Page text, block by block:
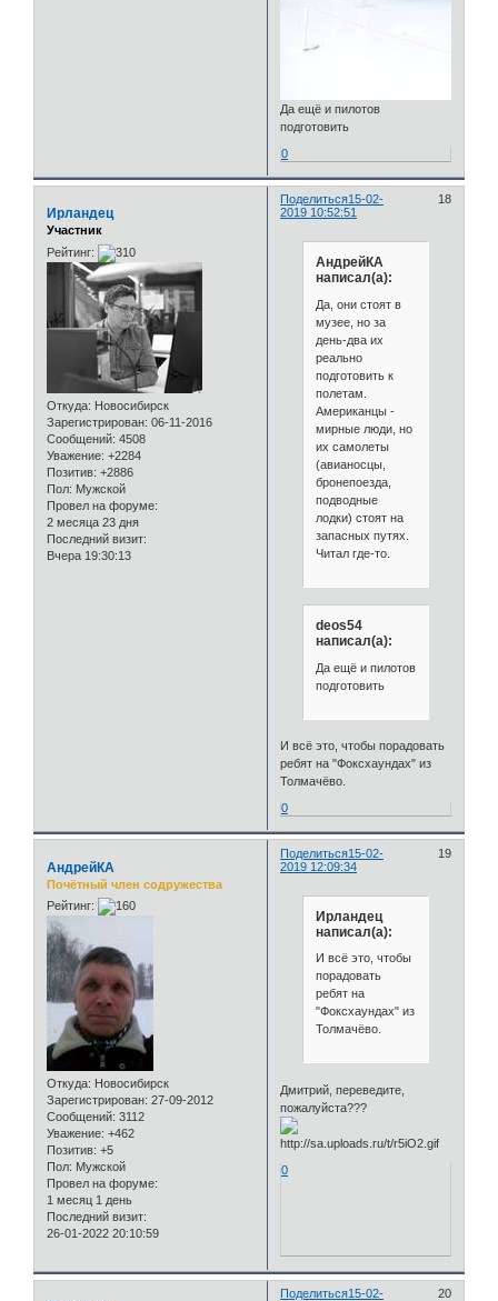
Да ещё и пилотов
подготовить
0
Поделиться 18
15-02-
2019 10:52:51
Ирландец
Участник
Рейтинг:
Откуда: Новосибирск
Зарегистрирован: 06-11-2016
Сообщений: 4508
Уважение: +2284
Позитив: +2886
Пол: Мужской
Провел на форуме:
2 месяца 23 дня
Последний визит:
Вчера 19:30:13
АндрейКА
написал(а):
Да, они стоят в
музее, но за
день-два их
реально
подготовить к
полетам.
Американцы -
мирные люди, но
их самолеты
(авианосцы,
бронепоезда,
подводные
лодки) стоят на
запасных путях.
Читал где-то.
deos54
написал(а):
Да ещё и пилотов
подготовить
И всё это, чтобы порадовать
ребят на "Фоксхаундах" из
Толмачёво.
0
Поделиться 19
15-02-
2019 12:09:34
АндрейКА
Почётный член содружества
Рейтинг:
Откуда: Новосибирск
Зарегистрирован: 27-09-2012
Сообщений: 3112
Уважение: +462
Позитив: +5
Пол: Мужской
Провел на форуме:
1 месяц 1 день
Последний визит:
26-01-2022 20:10:59
Ирландец
написал(а):
И всё это, чтобы
порадовать
ребят на
"Фоксхаундах" из
Толмачёво.
Дмитрий, переведите,
пожалуйста???
0
Поделиться 20
15-02-